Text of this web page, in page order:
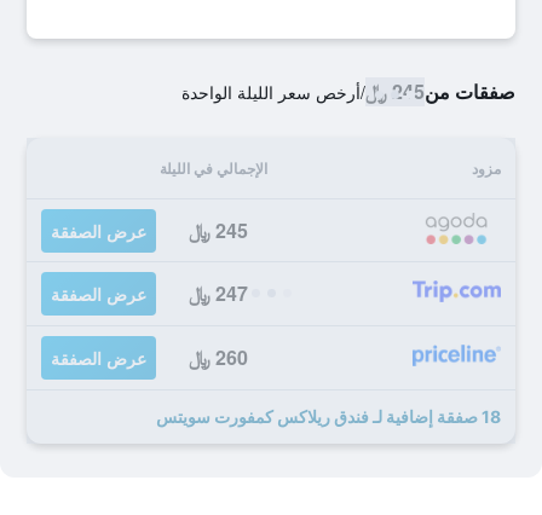
صفقات من245 ﷼ /أرخص سعر الليلة الواحدة
مزود الإجمالي في الليلة
245 ﷼ عرض الصفقة
247 ﷼ عرض الصفقة
260 ﷼ عرض الصفقة
18 صفقة إضافية لـ فندق ريلاكس كمفورت سويتس